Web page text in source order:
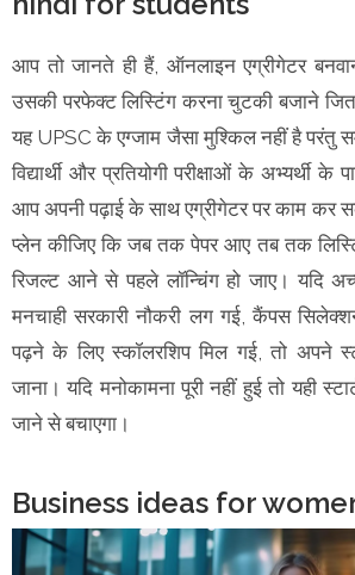
आप तो जानते ही हैं, ऑनलाइन एग्रीगेटर
उसकी परफेक्ट लिस्टिंग करना चुटकी बजाने
यह UPSC के एग्जाम जैसा मुश्किल नहीं है
विद्यार्थी और प्रतियोगी परीक्षाओं के अभ्यर्थी के
आप अपनी पढ़ाई के साथ एग्रीगेटर पर काम
प्लेन कीजिए कि जब तक पेपर आए तब तक
रिजल्ट आने से पहले लॉन्चिंग हो जाए। यदि
मनचाही सरकारी नौकरी लग गई, कैंपस
पढ़ने के लिए स्कॉलरशिप मिल गई, तो अपने
जाना। यदि मनोकामना पूरी नहीं हुई तो यही
जाने से बचाएगा।
Business ideas for